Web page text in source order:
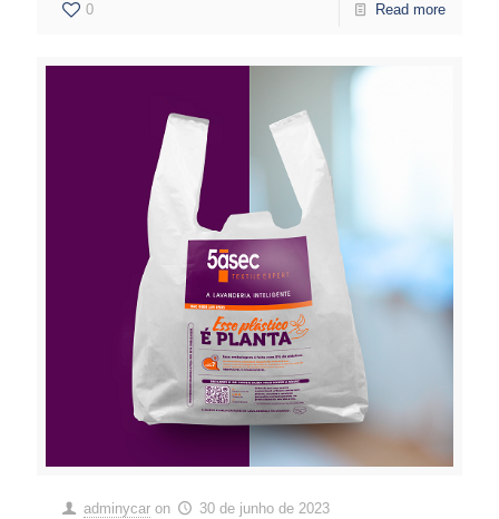
0 Read more
adminycar on 30 de junho de 2023